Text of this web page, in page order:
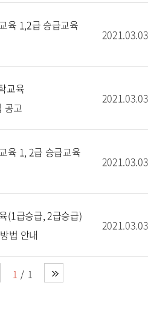
육 1,2급 승급교육
2021.03.03
교육
공고
2021.03.03
육 1, 2급 승급교육
2021.03.03
(1급승급, 2급승급)
법 안내
2021.03.03
1 1